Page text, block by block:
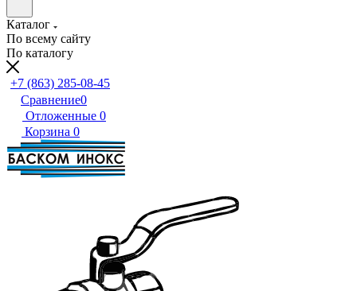
Каталог
По всему сайту
По каталогу
+7 (863) 285-08-45
Сравнение0
Отложенные 0
Корзина 0